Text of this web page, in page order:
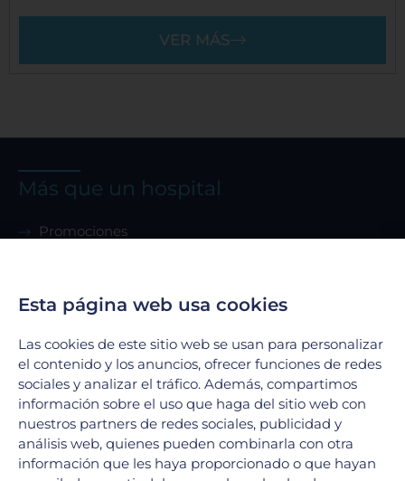
VER MÁS
Más que un hospital
Promociones
Membresías
Guía del paciente
Renta de consultorio
Servicios
Esta página web usa cookies
Las cookies de este sitio web se usan para personalizar
el contenido y los anuncios, ofrecer funciones de redes
sociales y analizar el tráfico. Además, compartimos
información sobre el uso que haga del sitio web con
nuestros partners de redes sociales, publicidad y
análisis web, quienes pueden combinarla con otra
información que les haya proporcionado o que hayan